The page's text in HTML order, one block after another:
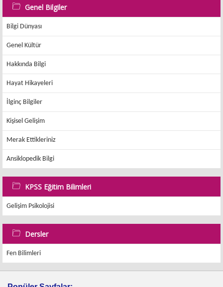
Genel Bilgiler
Bilgi Dünyası
Genel Kültür
Hakkında Bilgi
Hayat Hikayeleri
İlginç Bilgiler
Kişisel Gelişim
Merak Ettikleriniz
Ansiklopedik Bilgi
KPSS Eğitim Bilimleri
Gelişim Psikolojisi
Dersler
Fen Bilimleri